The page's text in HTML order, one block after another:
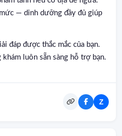
— dinh dưỡng đầy đủ giúp
đáp được thắc mắc của bạn.
luôn sẵn sàng hỗ trợ bạn.
Z